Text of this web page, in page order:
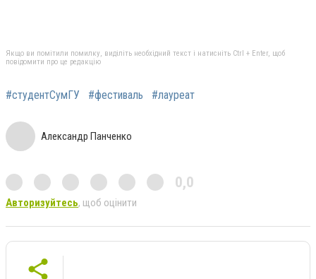
Якщо ви помітили помилку, виділіть необхідний текст і натисніть Ctrl + Enter, щоб
повідомити про це редакцію
#студентСумГУ #фестиваль #лауреат
Александр Панченко
0,0
Авторизуйтесь, щоб оцінити